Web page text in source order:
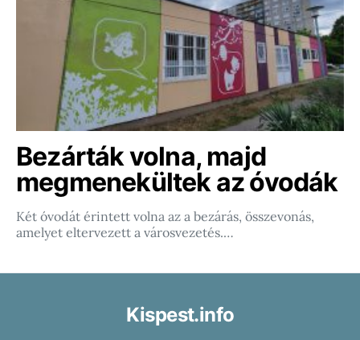
Bezárták volna, majd
megmenekültek az óvodák
Két óvodát érintett volna az a bezárás, összevonás,
amelyet eltervezett a városvezetés.…
Kispest.info